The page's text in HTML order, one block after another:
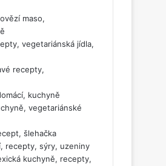
maso,
vegetariánská jídla,
recepty,
kuchyně
vegetariánské
šlehačka
recepty, sýry, uzeniny
kuchyně, recepty,